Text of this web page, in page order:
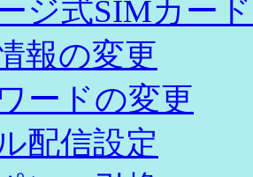
ジ式SIMカー
報の変更
ードの変更
配信設定